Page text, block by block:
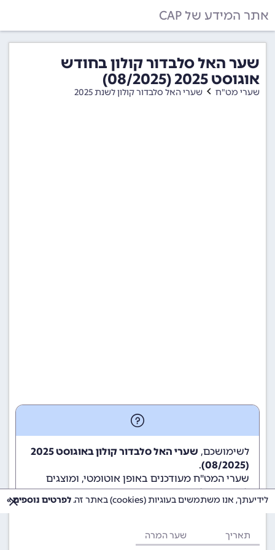
אתר המידע של CAP
שער האל סלבדור קולון בחודש
אוגוסט 2025 (08/2025)
שערי מט"ח שערי האל סלבדור קולון לשנת 2025
לשימושכם,
שערי האל סלבדור קולון באוגוסט 2025
(08/2025)
.
שערי המט"ח מעודכנים באופן אוטומטי, ומוצגים
לשימוש גולשי ומשתמשי האתר.
תאריך שער המרה
לידיעתך, אנו משתמשים בעוגיות (cookies) באתר זה. לפרטים נוספים »